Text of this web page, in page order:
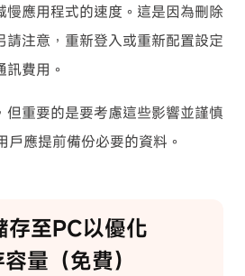
慢應用程式的速度。這是因為刪除
請注意，重新登入或重新配置設定
費用。
但重要的是要考慮這些影響並謹慎
應提前備份必要的資料。
存至PC以優化
量（免費）